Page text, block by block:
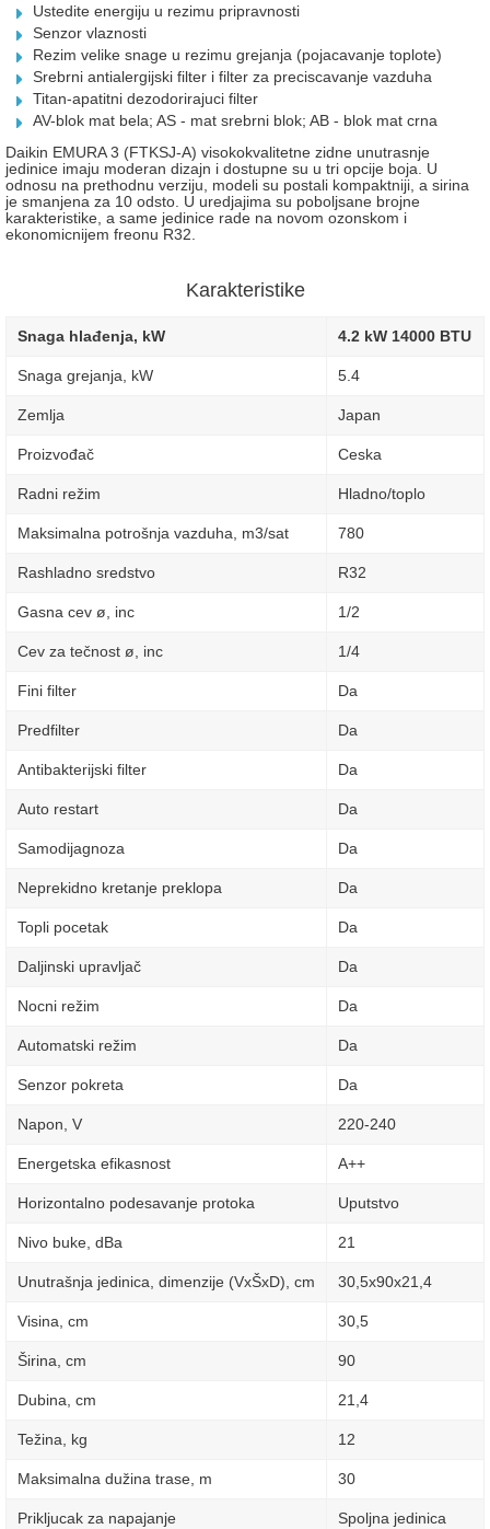
Ustedite energiju u rezimu pripravnosti
Senzor vlaznosti
Rezim velike snage u rezimu grejanja (pojacavanje toplote)
Srebrni antialergijski filter i filter za preciscavanje vazduha
Titan-apatitni dezodorirajuci filter
AV-blok mat bela; AS - mat srebrni blok; AB - blok mat crna
Daikin EMURA 3 (FTKSJ-A) visokokvalitetne zidne unutrasnje
jedinice imaju moderan dizajn i dostupne su u tri opcije boja. U
odnosu na prethodnu verziju, modeli su postali kompaktniji, a sirina
je smanjena za 10 odsto. U uredjajima su poboljsane brojne
karakteristike, a same jedinice rade na novom ozonskom i
ekonomicnijem freonu R32.
Karakteristike
Snaga hlađenja, kW 4.2 kW 14000 BTU
Snaga grejanja, kW 5.4
Zemlja Japan
Proizvođač Ceska
Radni režim Hladno/toplo
Maksimalna potrošnja vazduha, m3/sat 780
Rashladno sredstvo R32
Gasna cev ø, inc 1/2
Cev za tečnost ø, inc 1/4
Fini filter Da
Predfilter Da
Antibakterijski filter Da
Auto restart Da
Samodijagnoza Da
Neprekidno kretanje preklopa Da
Topli pocetak Da
Daljinski upravljač Da
Nocni režim Da
Automatski režim Da
Senzor pokreta Da
Napon, V 220-240
Energetska efikasnost A++
Horizontalno podesavanje protoka Uputstvo
Nivo buke, dBa 21
Unutrašnja jedinica, dimenzije (VxŠxD), сm 30,5х90х21,4
Visina, сm 30,5
Širina, сm 90
Dubina, сm 21,4
Težina, kg 12
Maksimalna dužina trase, m 30
Prikljucak za napajanje Spoljna jedinica